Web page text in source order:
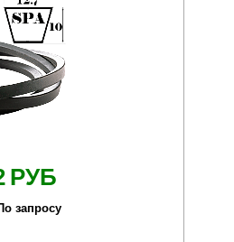
РУБ
запросу